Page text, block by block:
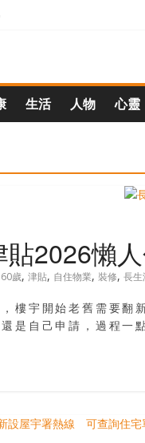
生活 人物 心靈
2026懶
60歲, 津貼, 自住物業, 裝修, 長生
樓宇開始老舊需要翻
是自己申請，過程一